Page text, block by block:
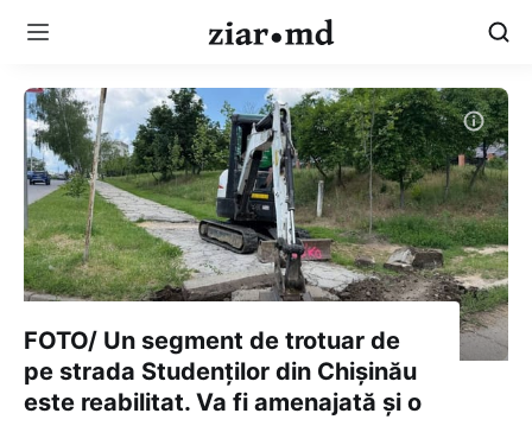
FOTO/ Un segment de trotuar de
pe strada Studenților din Chișinău
este reabilitat. Va fi amenajată și o